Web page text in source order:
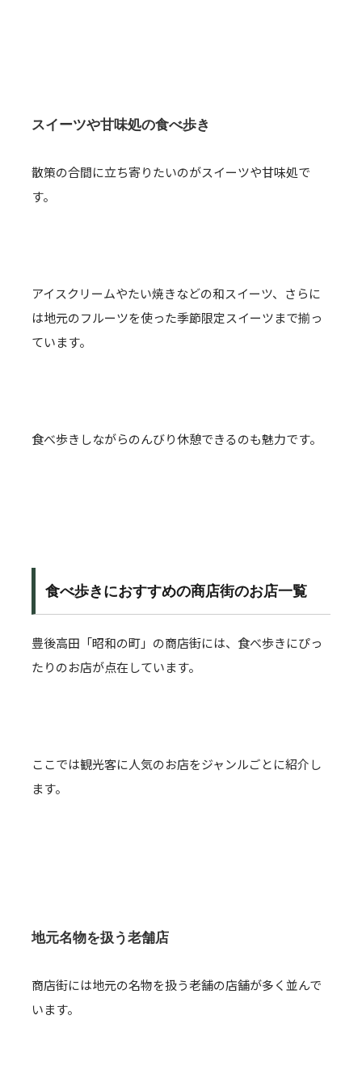
スイーツや甘味処の食べ歩き
散策の合間に立ち寄りたいのがスイーツや甘味処で
す。
アイスクリームやたい焼きなどの和スイーツ、さらに
は地元のフルーツを使った季節限定スイーツまで揃っ
ています。
食べ歩きしながらのんびり休憩できるのも魅力です。
食べ歩きにおすすめの商店街のお店一覧
豊後高田「昭和の町」の商店街には、食べ歩きにぴっ
たりのお店が点在しています。
ここでは観光客に人気のお店をジャンルごとに紹介し
ます。
地元名物を扱う老舗店
商店街には地元の名物を扱う老舗の店舗が多く並んで
います。